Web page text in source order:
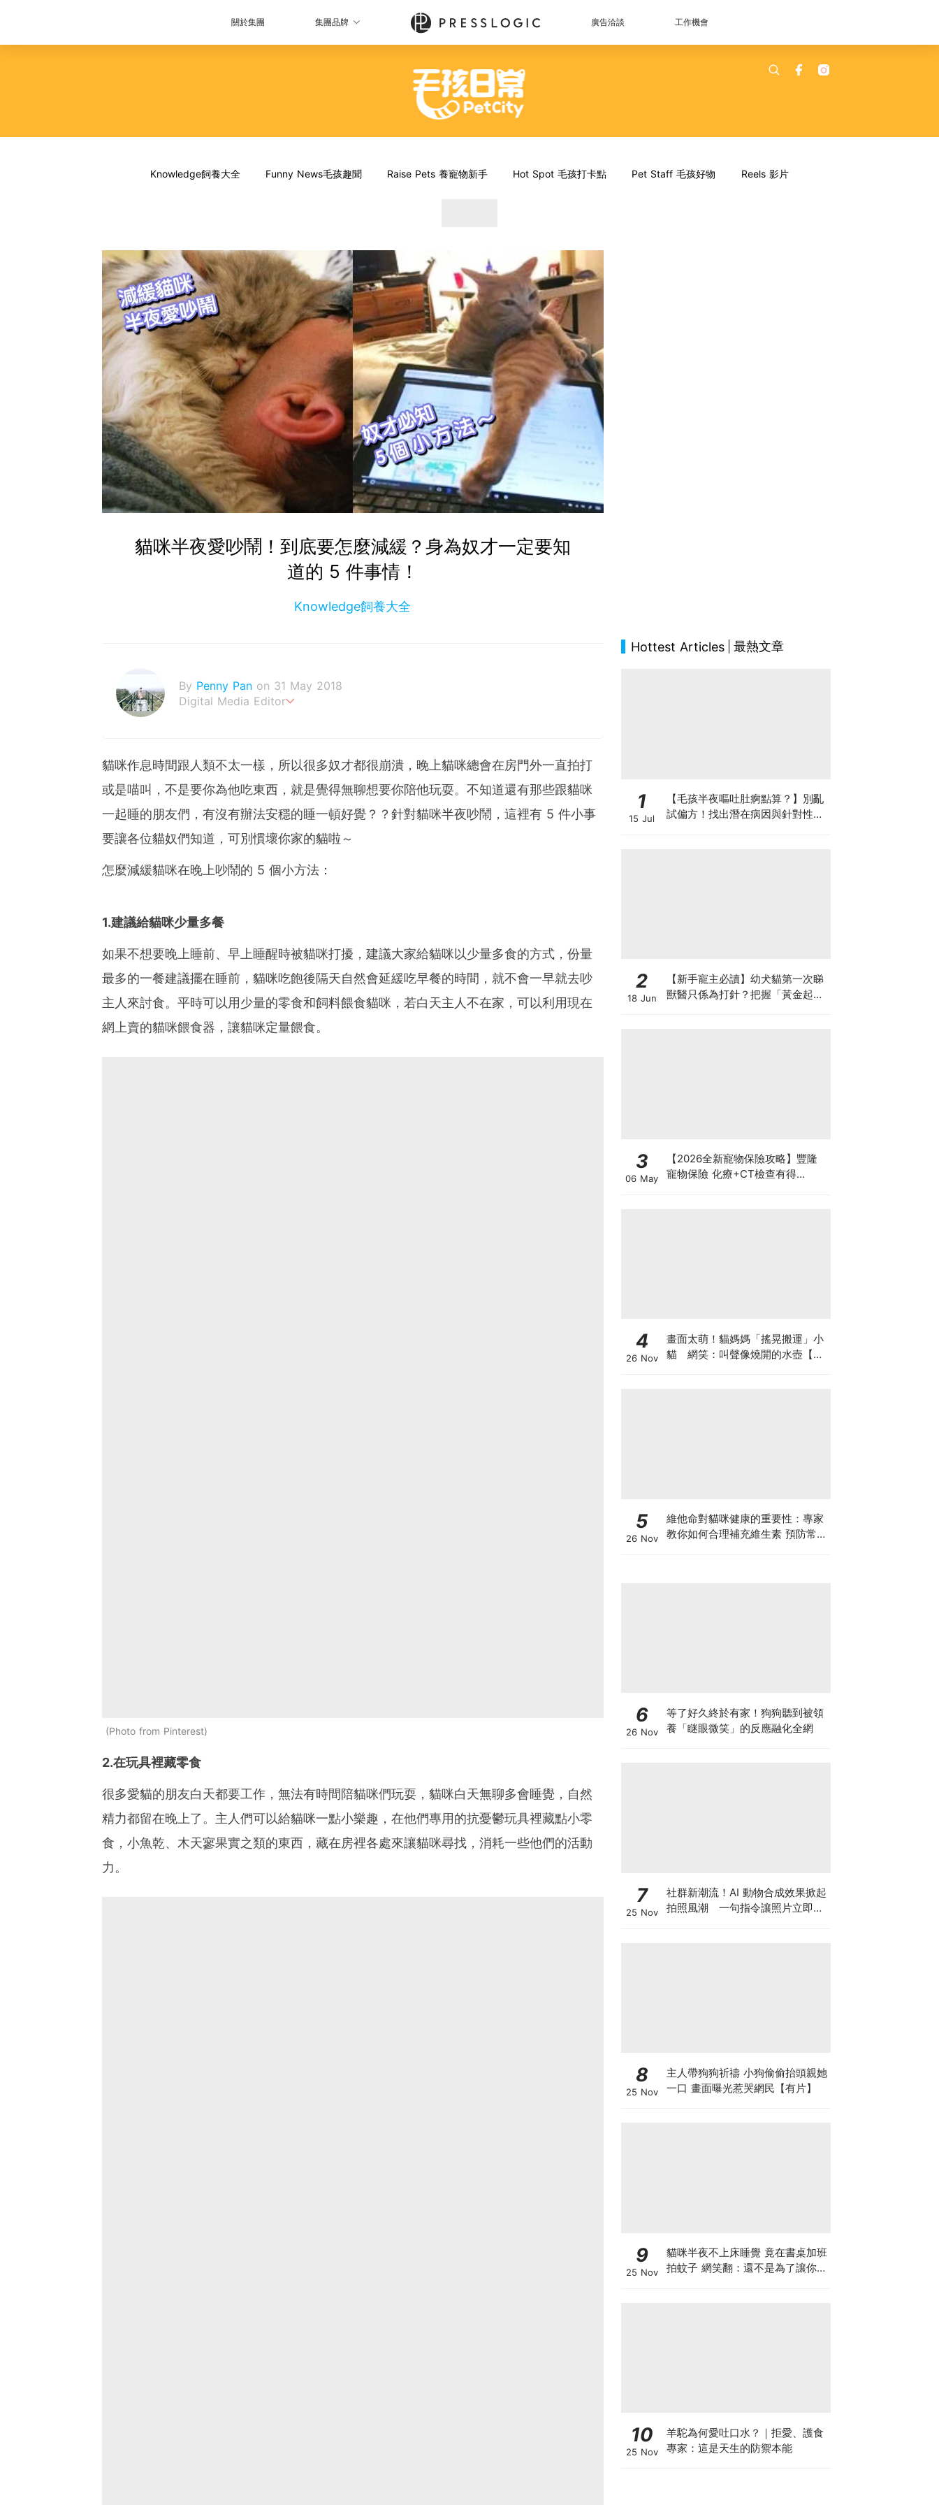
關於集團 集團品牌 廣告洽談 工作機會
Knowledge飼養大全 Funny News毛孩趣聞 Raise Pets 養寵物新手 Hot Spot 毛孩打卡點 Pet Staff 毛孩好物 Reels 影片
貓咪半夜愛吵鬧！到底要怎麼減緩？身為奴才一定要知
道的 5 件事情！
Knowledge飼養大全
By Penny Pan on 31 May 2018
Digital Media Editor
貓咪作息時間跟人類不太一樣，所以很多奴才都很崩潰，晚上貓咪總會在房門外一直拍打
或是喵叫，不是要你為他吃東西，就是覺得無聊想要你陪他玩耍。不知道還有那些跟貓咪
一起睡的朋友們，有沒有辦法安穩的睡一頓好覺？？針對貓咪半夜吵鬧，這裡有 5 件小事
要讓各位貓奴們知道，可別慣壞你家的貓啦～
怎麼減緩貓咪在晚上吵鬧的 5 個小方法：
1.建議給貓咪少量多餐
如果不想要晚上睡前、早上睡醒時被貓咪打擾，建議大家給貓咪以少量多食的方式，份量
最多的一餐建議擺在睡前，貓咪吃飽後隔天自然會延緩吃早餐的時間，就不會一早就去吵
主人來討食。平時可以用少量的零食和飼料餵食貓咪，若白天主人不在家，可以利用現在
網上賣的貓咪餵食器，讓貓咪定量餵食。
Photo from Pinterest
2.在玩具裡藏零食
很多愛貓的朋友白天都要工作，無法有時間陪貓咪們玩耍，貓咪白天無聊多會睡覺，自然
精力都留在晚上了。主人們可以給貓咪一點小樂趣，在他們專用的抗憂鬱玩具裡藏點小零
食，小魚乾、木天寥果實之類的東西，藏在房裡各處來讓貓咪尋找，消耗一些他們的活動
力。
Hottest Articles 最熱文章
1
15 Jul
【毛孩半夜嘔吐肚痾點算？】別亂
試偏方！找出潛在病因與針對性營
2
18 Jun
【新手寵主必讀】幼犬貓第一次睇
獸醫只係為打針？把握「黃金起跑
3
06 May
【2026全新寵物保險攻略】豐隆
寵物保險 化療+CT檢查有得
4
26 Nov
畫面太萌！貓媽媽「搖晃搬運」小
貓 網笑：叫聲像燒開的水壺【有
5
26 Nov
維他命對貓咪健康的重要性：專家
教你如何合理補充維生素 預防常見
6
26 Nov
等了好久終於有家！狗狗聽到被領
養「瞇眼微笑」的反應融化全網
7
25 Nov
社群新潮流！AI 動物合成效果掀起
拍照風潮 一句指令讓照片立即升
8
25 Nov
主人帶狗狗祈禱 小狗偷偷抬頭親她
一口 畫面曝光惹哭網民【有片】
9
25 Nov
貓咪半夜不上床睡覺 竟在書桌加班
拍蚊子 網笑翻：還不是為了讓你睡
10
25 Nov
羊駝為何愛吐口水？｜拒愛、護食
專家：這是天生的防禦本能